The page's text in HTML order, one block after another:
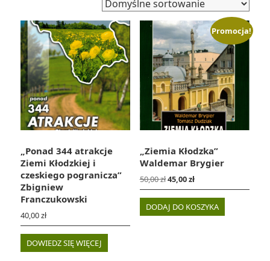
„Ponad 344 atrakcje
Ziemi Kłodzkiej i
czeskiego pogranicza”
Zbigniew
Franczukowski
40,00zł
DOWIEDZ SIĘ WIĘCEJ
Promocja!
„Ziemia Kłodzka”
Waldemar Brygier
50,00złPierwotna
cena
wynosiła:
50,00 zł.
45,00złAktualna
cena
wynosi:
45,00 zł.
DODAJ DO KOSZYKA